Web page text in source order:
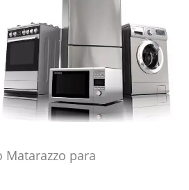
Matarazzo para